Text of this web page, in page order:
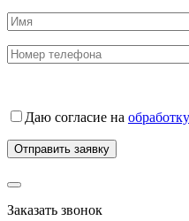
Даю согласие на
Заказать звонок